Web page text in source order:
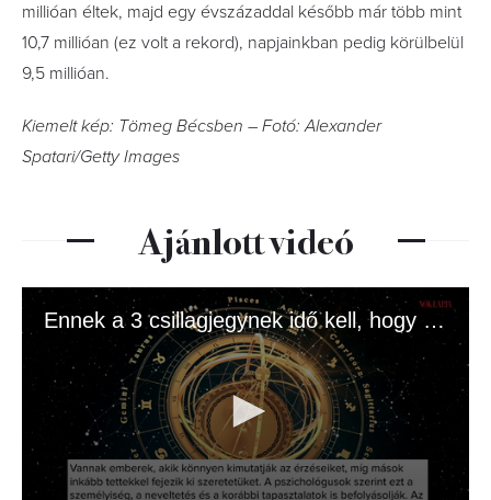
millióan éltek, majd egy évszázaddal később már több mint
10,7 millióan (ez volt a rekord), napjainkban pedig körülbelül
9,5 millióan.
Kiemelt kép: Tömeg Bécsben – Fotó: Alexander
Spatari/Getty Images
Ajánlott videó
Ennek a 3 csillagjegynek idő kell, hogy megnyíljon